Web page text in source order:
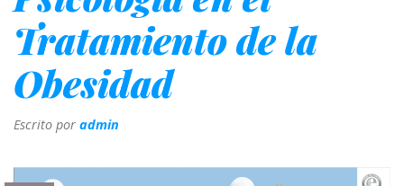
Tratamiento de la
Obesidad
Escrito por admin